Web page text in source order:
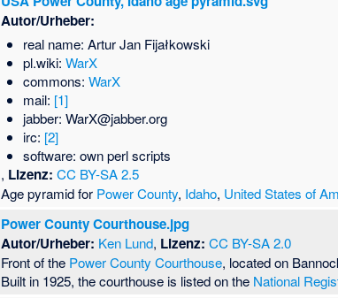
Autor/Urheber:
real name: Artur Jan Fijałkowski
pl.wiki: WarX
commons: WarX
mail: [1]
jabber: WarX@jabber.org
irc: [2]
software: own perl scripts
, Lizenz: CC BY-SA 2.5
Age pyramid for Power County, Idaho, United States of
Power County Courthouse.jpg
Autor/Urheber: Ken Lund, Lizenz: CC BY-SA 2.0
Front of the Power County Courthouse, located on
Built in 1925, the courthouse is listed on the National